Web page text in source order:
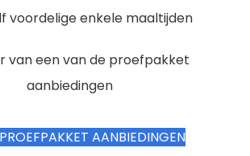
voordelige enkele maaltijden
van een van de proefpakket
aanbiedingen
AANBIEDINGEN